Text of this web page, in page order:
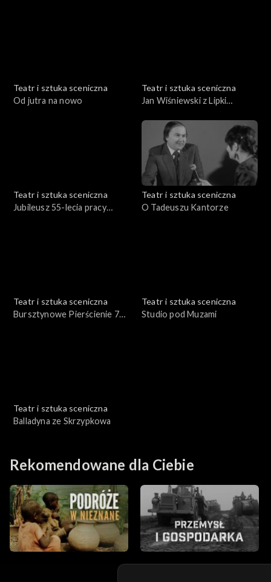
Teatr i sztuka sceniczna
Od jutra na nowo
Teatr i sztuka sceniczna
Jan Wiśniewski z Lipki
Teatr i sztuka sceniczna
Jubileusz 55-lecia pracy
Teatr i sztuka sceniczna
O Tadeuszu Kantorze
Teatr i sztuka sceniczna
Bursztynowe Pierścienie 74
Teatr i sztuka sceniczna
Studio pod Muzami
Teatr i sztuka sceniczna
Balladyna ze Skrzypkowa
Rekomendowane dla Ciebie